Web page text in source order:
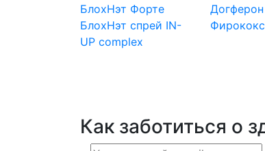
БлохНэт Форте
БлохНэт спрей IN-
UP complex
Догферон
Как заботиться о